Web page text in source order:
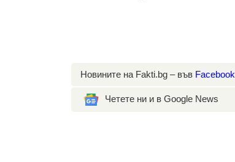
Новините на Fakti.bg – във Facebook
Четете ни и в Google News